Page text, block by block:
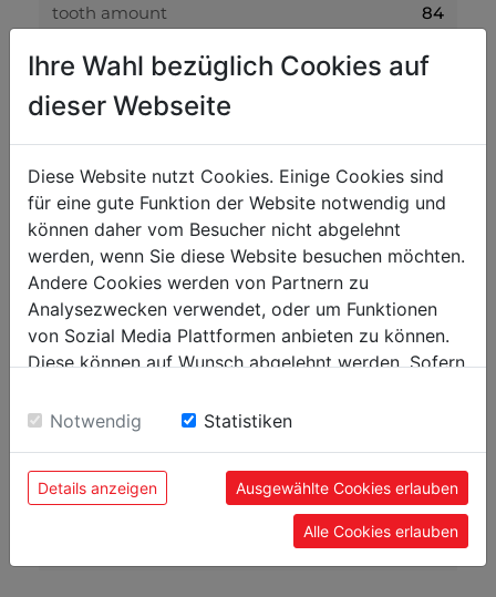
tooth amount
84
tooth thickness in mm
3.2
weight
net weight in kg
gross weight in kg
0.40
packaging
packaging height in mm
0,013
packaging width in mm
packaging length in mm
0,362
general data
9120058373480
Ihre Wahl bezüglich Cookies auf
dieser Webseite
Diese Website nutzt Cookies. Einige Cookies sind
für eine gute Funktion der Website notwendig und
können daher vom Besucher nicht abgelehnt
werden, wenn Sie diese Website besuchen möchten.
Andere Cookies werden von Partnern zu
Analysezwecken verwendet, oder um Funktionen
von Sozial Media Plattformen anbieten zu können.
Diese können auf Wunsch abgelehnt werden. Sofern
Einwilligung zu unseren Cookies.
Notwendig Statistiken
Details anzeigen Ausgewählte Cookies erlauben
Alle Cookies erlauben